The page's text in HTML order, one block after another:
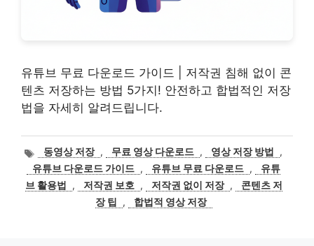
유튜브 무료 다운로드 가이드 | 저작권 침해 없이 콘
텐츠 저장하는 방법 5가지! 안전하고 합법적인 저장
법을 자세히 알려드립니다.
태
그
동영상 저장 , 무료 영상 다운로드 , 영상 저장 방법
,
유튜브 다운로드 가이드 , 유튜브 무료 다운로드 ,
유튜
브 활용법
, 저작권 보호 , 저작권 없이 저장 ,
콘텐츠 저
장 팁
, 합법적 영상 저장